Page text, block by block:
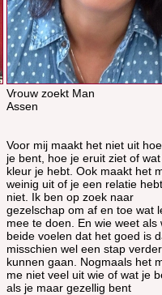
Vrouw zoekt Man
Assen
Voor mij maakt het niet uit
je bent, hoe je eruit ziet of
kleur je hebt. Ook maakt het
weinig uit of je een relatie
niet. Ik ben op zoek naar
gezelschap om af en toe wat
mee te doen. En wie weet als
beide voelen dat het goed is
misschien wel een stap verder
kunnen gaan. Nogmaals het
me niet veel uit wie of wat je
als je maar gezellig bent